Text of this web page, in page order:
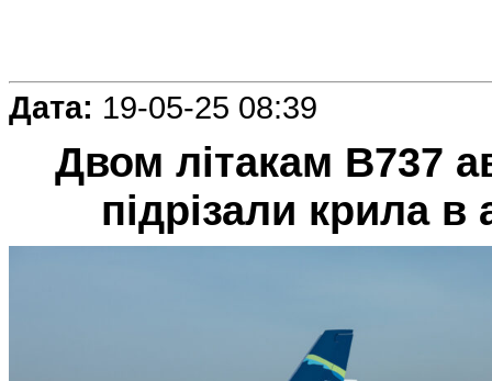
Дата: 19-05-25 08:39
Двом літакам B737
підрізали крила в